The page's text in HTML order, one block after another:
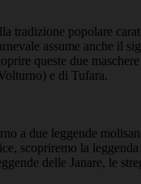
popolare
assume anche
queste due
e di Tufara.
a due leggende
scopriremo la
delle Janare, le